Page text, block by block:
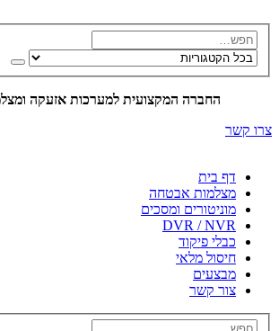
החברה המקצועית למערכות אזעקה
צרו קשר
דף בית
מצלמות אבטחה
מוניטורים ומסכים
DVR / NVR
כבלי פיקוד
חיסול מלאי
מבצעים
צור קשר